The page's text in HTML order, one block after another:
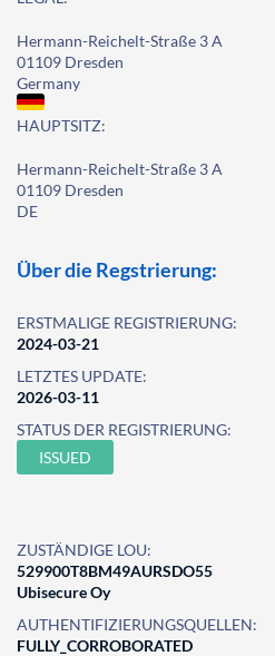
Hermann-Reichelt-Straße 3 A
01109 Dresden
Germany
HAUPTSITZ:
Hermann-Reichelt-Straße 3 A
01109 Dresden
DE
Über die Regstrierung:
ERSTMALIGE REGISTRIERUNG:
2024-03-21
LETZTES UPDATE:
2026-03-11
STATUS DER REGISTRIERUNG:
ISSUED
ZUSTÄNDIGE LOU:
529900T8BM49AURSDO55
Ubisecure Oy
AUTHENTIFIZIERUNGSQUELLEN:
FULLY_CORROBORATED